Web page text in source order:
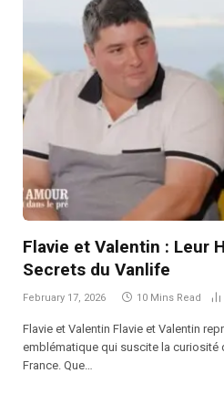
Flavie et Valentin : Leur
Secrets du Vanlife
February 17, 2026 10 Mins Read
Flavie et Valentin Flavie et Valentin
emblématique qui suscite la curiosité
France. Que…